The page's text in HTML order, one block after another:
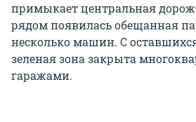
примыкает центральная
рядом появилась обещанная
несколько машин. С
зеленая зона закрыта
гаражами.